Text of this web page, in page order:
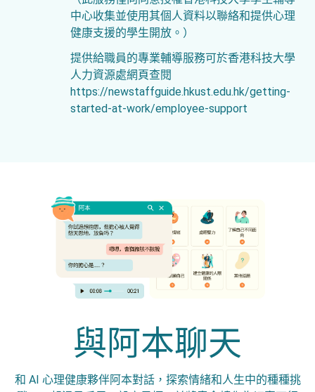
中心收集並使用其個人資料以聯絡和提供心理
健康支援的學生開放。）
提供給職員的專業輔導服務可於香港科技大學
人力資源處網頁查閱
https://newstaffguide.hkust.edu.hk/getting-
started-at-work/employee-support
與阿本聊天
和 AI 心理健康夥伴阿本對話，探索情緒和人生中的種種挑